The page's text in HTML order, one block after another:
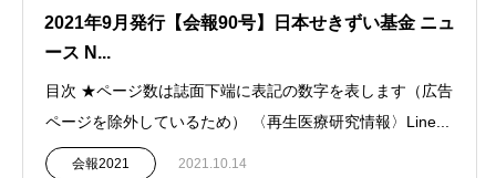
2021年9月発行【会報90号】日本せきずい基金 ニュ
ース N...
目次 ★ページ数は誌面下端に表記の数字を表します（広告
ページを除外しているため） 〈再生医療研究情報〉Line...
会報2021 2021.10.14